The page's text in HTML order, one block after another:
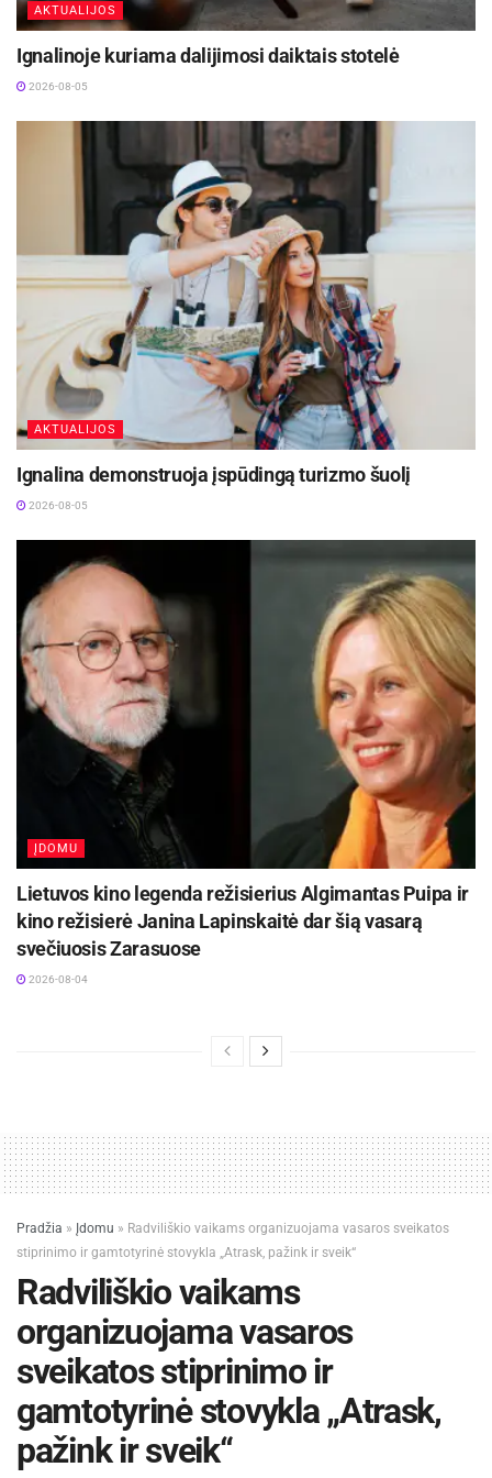
AKTUALIJOS
Ignalinoje kuriama dalijimosi daiktais stotelė
2026-08-05
AKTUALIJOS
Ignalina demonstruoja įspūdingą turizmo šuolį
2026-08-05
ĮDOMU
Lietuvos kino legenda režisierius Algimantas Puipa ir
kino režisierė Janina Lapinskaitė dar šią vasarą
svečiuosis Zarasuose
2026-08-04
Pradžia » Įdomu » Radviliškio vaikams organizuojama vasaros sveikatos
stiprinimo ir gamtotyrinė stovykla „Atrask, pažink ir sveik“
Radviliškio vaikams
organizuojama vasaros
sveikatos stiprinimo ir
gamtotyrinė stovykla „Atrask,
pažink ir sveik“